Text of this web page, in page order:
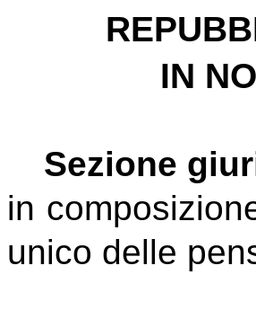
IN
Sezione
in
unico delle